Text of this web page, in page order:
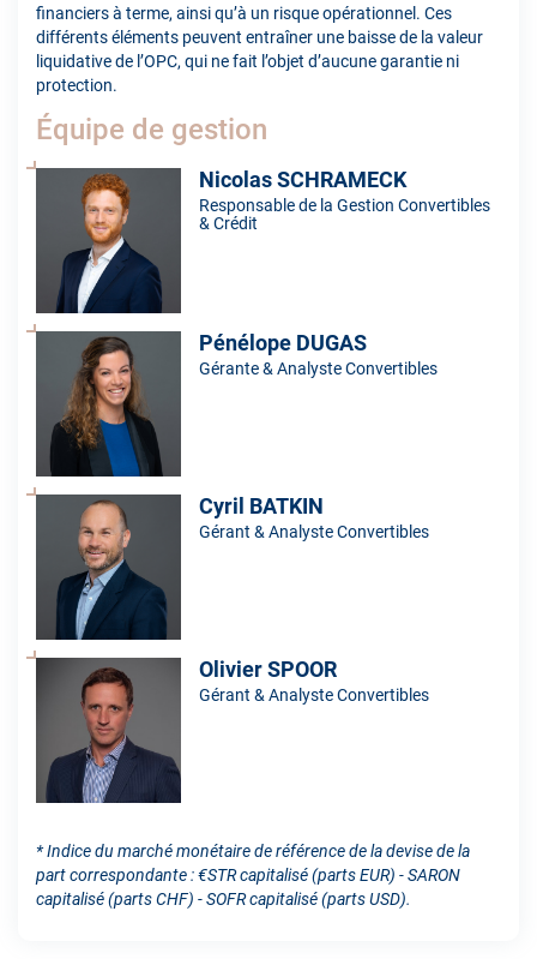
financiers à terme, ainsi qu’à un risque opérationnel. Ces
différents éléments peuvent entraîner une baisse de la valeur
liquidative de l’OPC, qui ne fait l’objet d’aucune garantie ni
protection.
Équipe de gestion
Nicolas SCHRAMECK
Responsable de la Gestion Convertibles
& Crédit
Pénélope DUGAS
Gérante & Analyste Convertibles
Cyril BATKIN
Gérant & Analyste Convertibles
Olivier SPOOR
Gérant & Analyste Convertibles
* Indice du marché monétaire de référence de la devise de la
part correspondante : €STR capitalisé (parts EUR) - SARON
capitalisé (parts CHF) - SOFR capitalisé (parts USD).